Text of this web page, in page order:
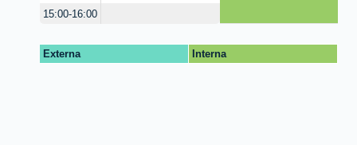
15:00-16:00
Externa Interna